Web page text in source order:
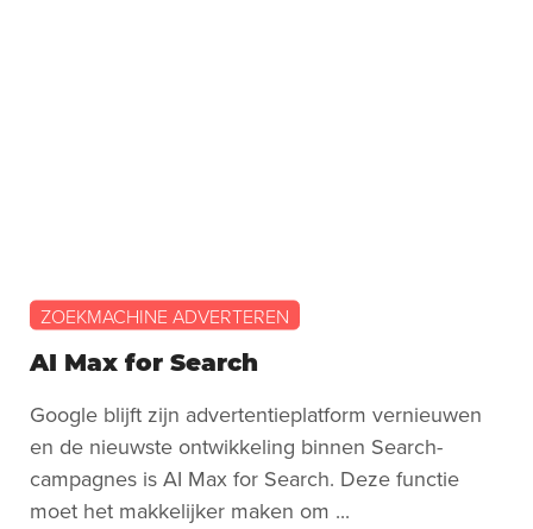
ZOEKMACHINE ADVERTEREN
AI Max for Search
Google blijft zijn advertentieplatform vernieuwen
en de nieuwste ontwikkeling binnen Search-
campagnes is AI Max for Search. Deze functie
moet het makkelijker maken om ...